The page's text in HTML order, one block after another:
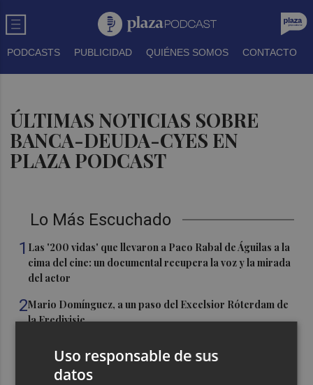
PODCASTS PUBLICIDAD QUIÉNES SOMOS CONTACTO
ÚLTIMAS NOTICIAS SOBRE
BANCA-DEUDA-CYES EN
PLAZA PODCAST
Lo Más Escuchado
1 Las '200 vidas' que llevaron a Paco Rabal de Águilas a la
cima del cine: un documental recupera la voz y la mirada
del actor
2Mario Domínguez, a un paso del Excelsior Róterdam de
la Eredivisie
en las fiestas para la Ufece y conciertos en valenciano
Uso responsable de sus
datos